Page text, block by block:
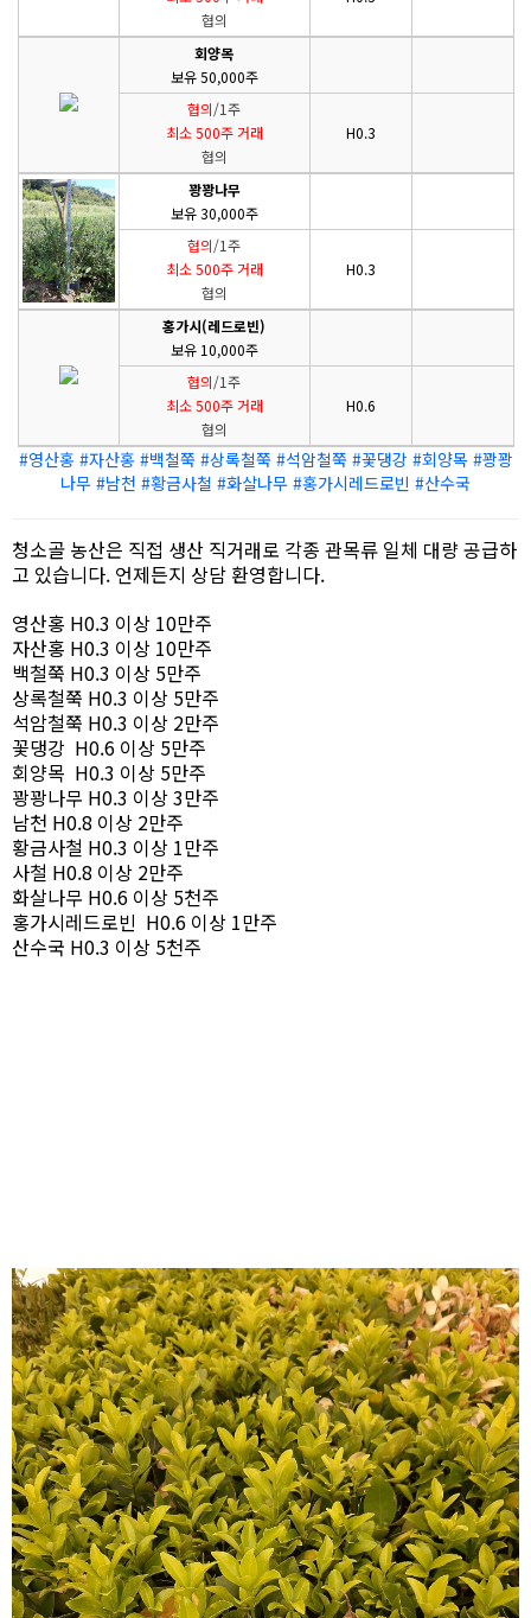
협의
회양목
보유 50,000주
협의/1주
최소 500주 거래
협의
H0.3
꽝꽝나무
보유 30,000주
협의/1주
최소 500주 거래
협의
H0.3
홍가시(레드로빈)
보유 10,000주
협의/1주
최소 500주 거래
협의
H0.6
#영산홍 #자산홍 #백철쭉 #상록철쭉 #석암철쭉 #꽃댕강 #회양목 #꽝꽝
나무 #남천 #황금사철 #화살나무 #홍가시레드로빈 #산수국
청소골 농산은 직접 생산 직거래로 각종 관목류 일체 대량 공급하
고 있습니다. 언제든지 상담 환영합니다.
영산홍 H0.3 이상 10만주
자산홍 H0.3 이상 10만주
백철쭉 H0.3 이상 5만주
상록철쭉 H0.3 이상 5만주
석암철쭉 H0.3 이상 2만주
꽃댕강 H0.6 이상 5만주
회양목 H0.3 이상 5만주
꽝꽝나무 H0.3 이상 3만주
남천 H0.8 이상 2만주
황금사철 H0.3 이상 1만주
사철 H0.8 이상 2만주
화살나무 H0.6 이상 5천주
홍가시레드로빈 H0.6 이상 1만주
산수국 H0.3 이상 5천주